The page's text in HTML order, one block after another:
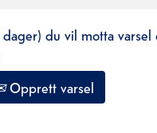
du vil motta varsel
Opprett varsel